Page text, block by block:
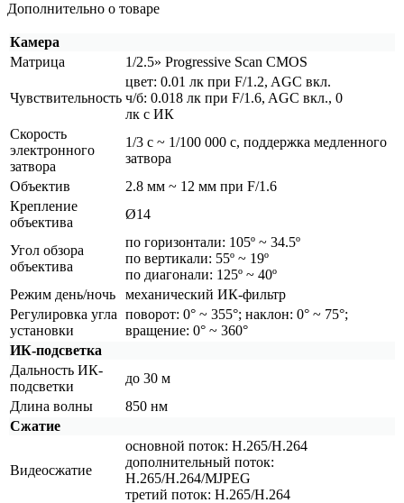
Дополнительно о товаре
Камера
Матрица
1/2.5» Progressive Scan CMOS
Чувствительность
цвет: 0.01 лк при F/1.2, AGC вкл.
ч/б: 0.018 лк при F/1.6, AGC вкл., 0
лк с ИК
Скорость
электронного
затвора
1/3 с ~ 1/100 000 с, поддержка медленного
затвора
Объектив
2.8 мм ~ 12 мм при F/1.6
Крепление
объектива
Ø14
Угол обзора
объектива
по горизонтали: 105º ~ 34.5º
по вертикали: 55º ~ 19º
по диагонали: 125º ~ 40º
Режим день/ночь
механический ИК-фильтр
Регулировка угла
установки
поворот: 0° ~ 355°; наклон: 0° ~ 75°;
вращение: 0° ~ 360°
ИК-подсветка
Дальность ИК-
подсветки
до 30 м
Длина волны
850 нм
Сжатие
Видеосжатие
основной поток: H.265/H.264
дополнительный поток:
H.265/H.264/MJPEG
третий поток: H.265/H.264